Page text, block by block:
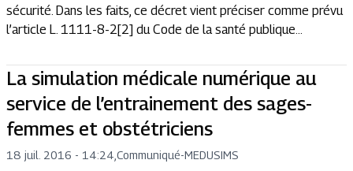
sécurité. Dans les faits, ce décret vient préciser comme prévu
l’article L. 1111-8-2[2] du Code de la santé publique...
La simulation médicale numérique au
service de l’entrainement des sages-
femmes et obstétriciens
18 juil. 2016 - 14:24 Communiqué-MEDUSIMS